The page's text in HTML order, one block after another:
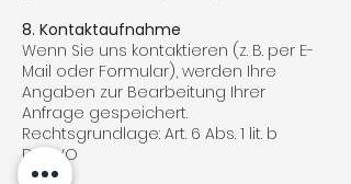
8. Kontaktaufnahme
Wenn Sie uns kontaktieren (z. B. per E-
Mail oder Formular), werden Ihre
Angaben zur Bearbeitung Ihrer
Anfrage gespeichert.
Rechtsgrundlage: Art. 6 Abs. 1 lit. b
DSGVO